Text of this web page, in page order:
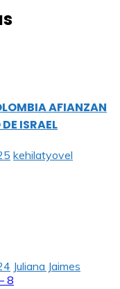
AFIANZAN
ISRAEL
kehilatyovel
Juliana Jaimes
8